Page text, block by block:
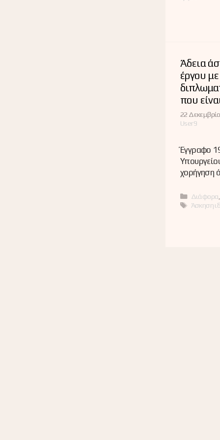
Άδεια
έργου
που
22
User9
Έγγραφο
χορήγηση
Διάφορα,
Ετικέτες
Άσκηση